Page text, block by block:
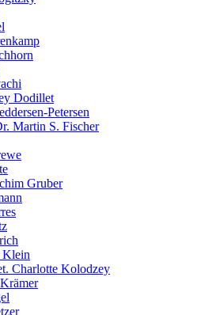
Dodillet
Petersen
Martin S. Fischer
Gruber
Klein
Charlotte Kolodzey